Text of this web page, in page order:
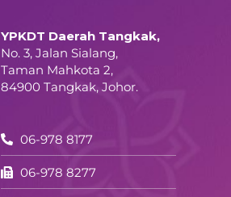
YPKDT Daerah Tangkak,
No. 3, Jalan Sialang,
Taman Mahkota 2,
84900 Tangkak, Johor.
06-978 8177
06-978 8277